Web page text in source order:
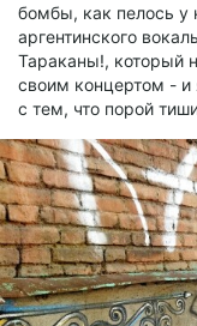
бомбы, как пелось у
аргентинского
Тараканы!, который
своим концертом - и
с тем, что порой